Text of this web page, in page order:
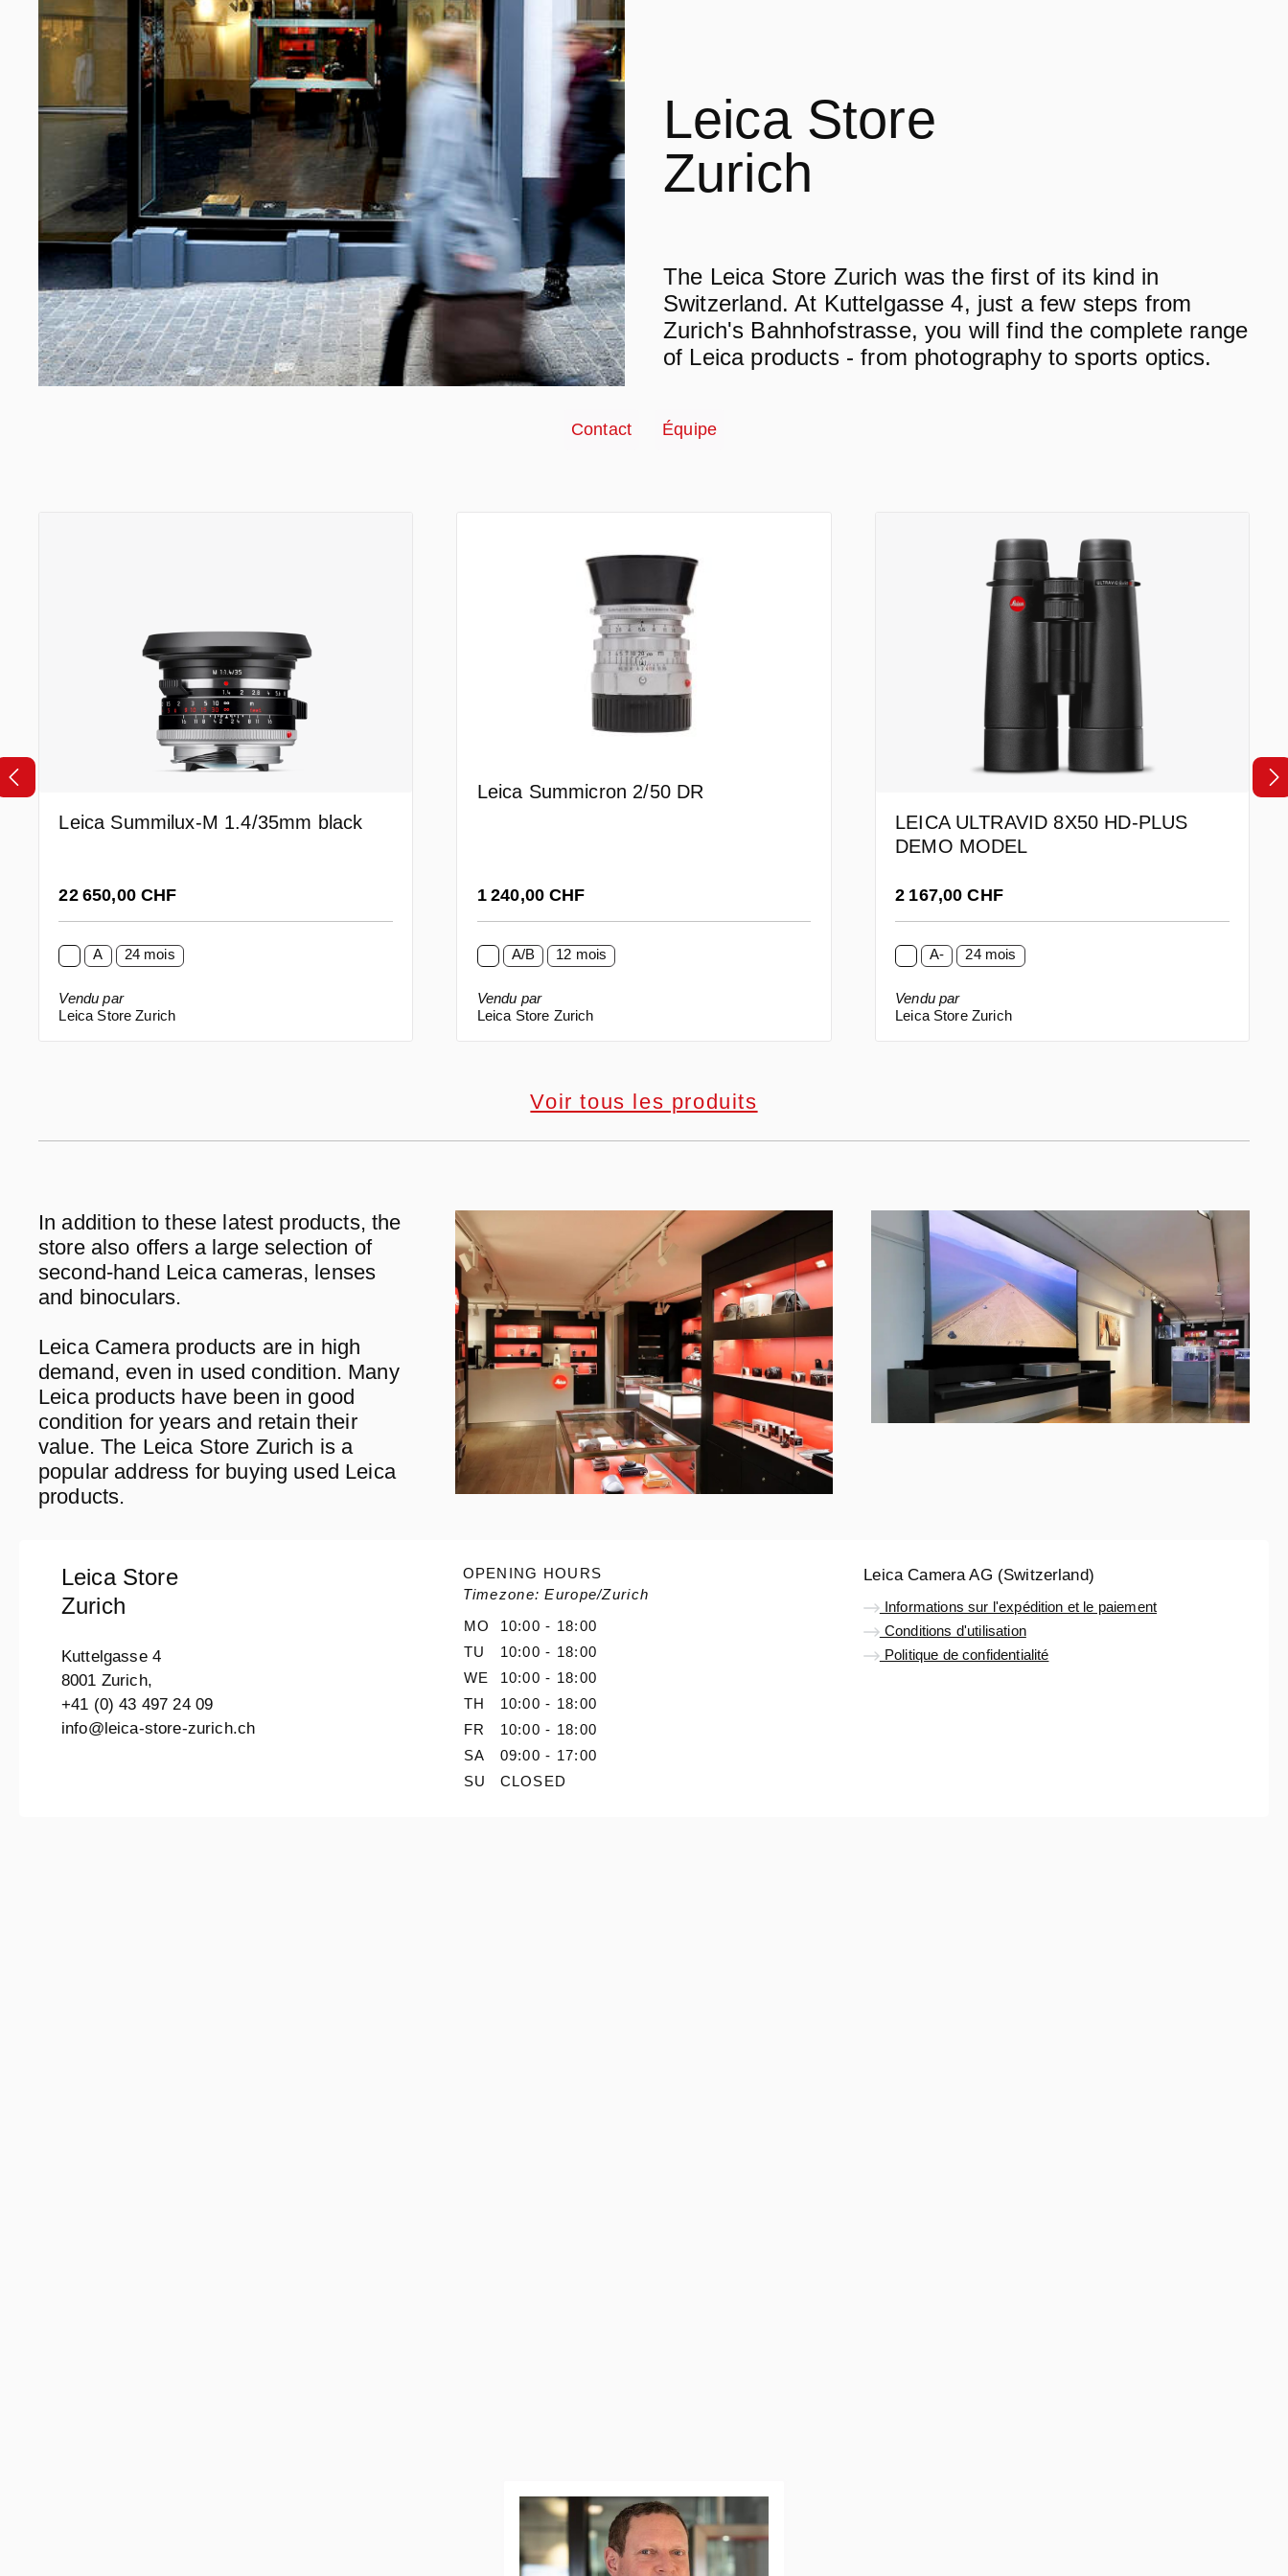
Leica Store
Zurich
The Leica Store Zurich was the first of its kind in
Switzerland. At Kuttelgasse 4, just a few steps from
Zurich's Bahnhofstrasse, you will find the complete range
of Leica products - from photography to sports optics.
Contact Équipe
Leica Summilux-M 1.4/35mm black
Prix régulier :
22 650,00 CHF
A 24 mois
Vendu par
Leica Store Zurich
Leica Summicron 2/50 DR
Prix régulier :
1 240,00 CHF
A/B 12 mois
Vendu par
Leica Store Zurich
LEICA ULTRAVID 8X50 HD-PLUS
DEMO MODEL
Prix régulier :
2 167,00 CHF
A- 24 mois
Vendu par
Leica Store Zurich
Voir tous les produits
In addition to these latest products, the
store also offers a large selection of
second-hand Leica cameras, lenses
and binoculars.
Leica Camera products are in high
demand, even in used condition. Many
Leica products have been in good
condition for years and retain their
value. The Leica Store Zurich is a
popular address for buying used Leica
products.
Leica Store
Zurich
Kuttelgasse 4
8001 Zurich,
+41 (0) 43 497 24 09
info@leica-store-zurich.ch
OPENING HOURS
Timezone: Europe/Zurich
MO
10:00 - 18:00
TU
10:00 - 18:00
WE
10:00 - 18:00
TH
10:00 - 18:00
FR
10:00 - 18:00
SA
09:00 - 17:00
SU
CLOSED
Leica Camera AG (Switzerland)
Informations sur l'expédition et le paiement
Conditions d'utilisation
Politique de confidentialité